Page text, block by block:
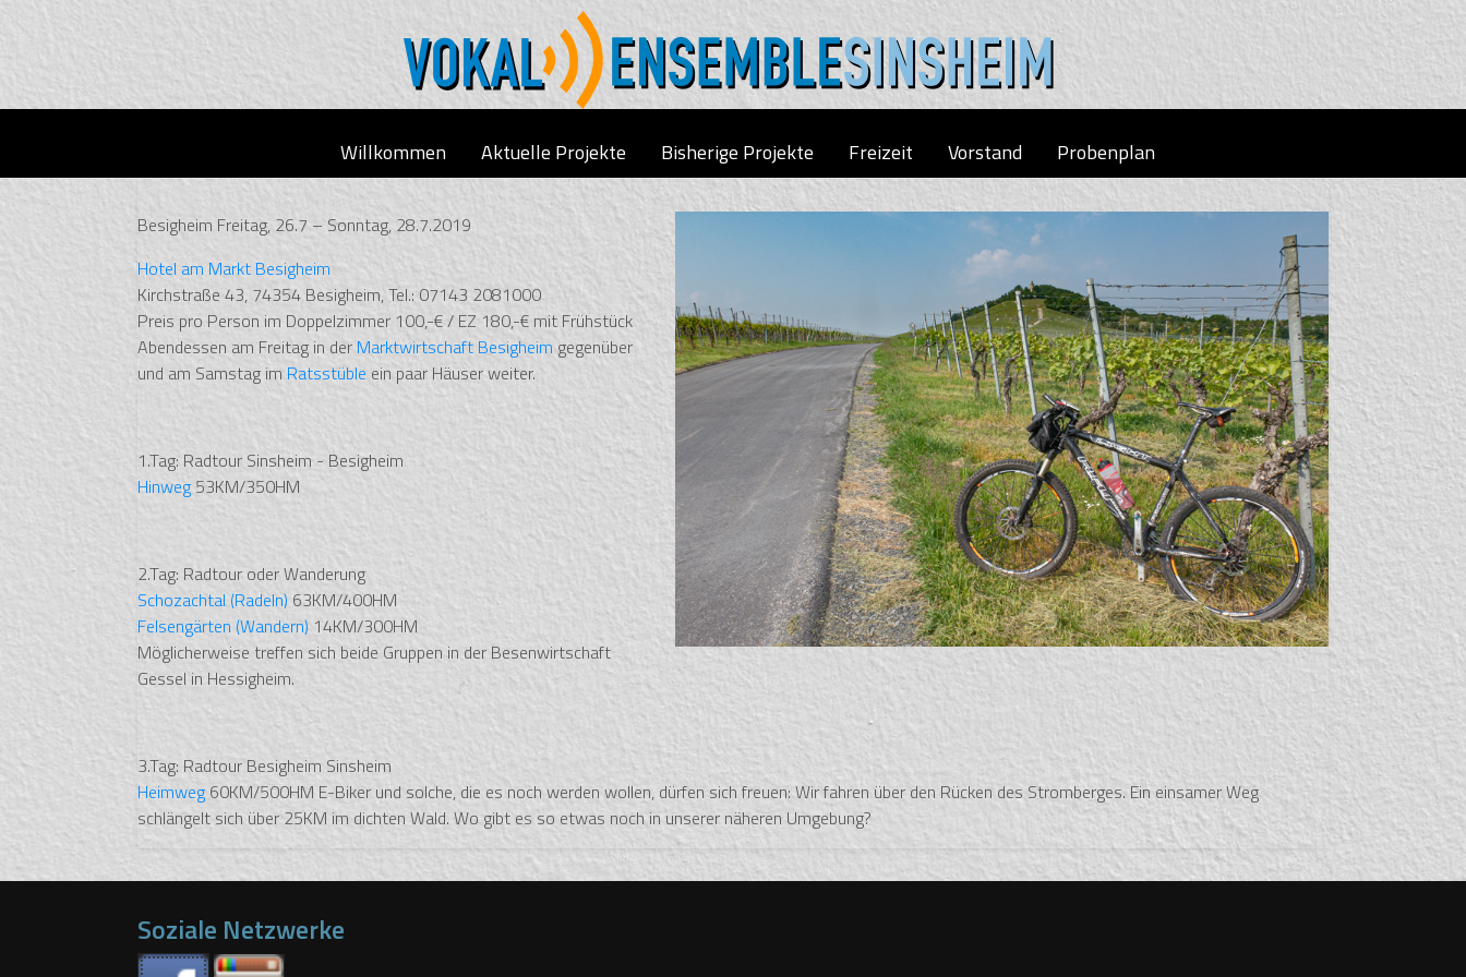
Willkommen Aktuelle Projekte Bisherige Projekte Freizeit Vorstand Probenplan
Besigheim Freitag, 26.7 – Sonntag, 28.7.2019
Hotel am Markt Besigheim
Kirchstraße 43, 74354 Besigheim, Tel.: 07143 2081000
Preis pro Person im Doppelzimmer 100,-€ / EZ 180,-€ mit Frühstück
Abendessen am Freitag in der Marktwirtschaft Besigheim gegenüber
und am Samstag im Ratsstüble ein paar Häuser weiter.
1.Tag: Radtour Sinsheim - Besigheim
Hinweg53KM/350HM
2.Tag: Radtour oder Wanderung
Schozachtal (Radeln) 63KM/400HM
Felsengärten (Wandern) 14KM/300HM
Möglicherweise treffen sich beide Gruppen in der Besenwirtschaft
Gessel in Hessigheim.
3.Tag: Radtour Besigheim Sinsheim
Heimweg60KM/500HM E-Biker und solche, die es noch werden wollen, dürfen sich freuen: Wir fahren über den Rücken des Stromberges. Ein einsamer Weg
schlängelt sich über 25KM im dichten Wald. Wo gibt es so etwas noch in unserer näheren Umgebung?
Soziale Netzwerke